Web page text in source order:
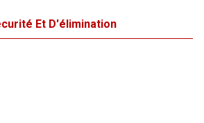
Et D'élimination